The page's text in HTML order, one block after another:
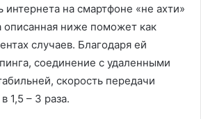
интернета на смартфоне «не ахти»
описанная ниже поможет как
случаев. Благодаря ей
соединение с удаленными
скорость передачи
1,5 – 3 раза.